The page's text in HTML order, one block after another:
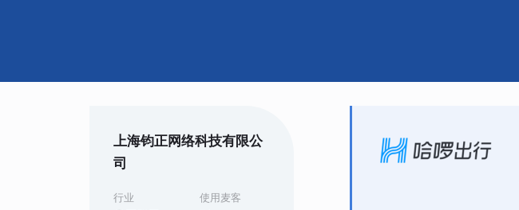
上海钧正网络科技有限公
司
行业 使用麦客